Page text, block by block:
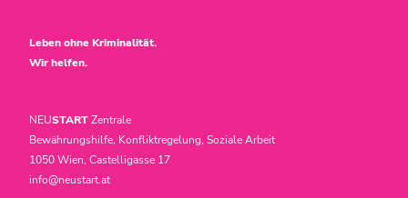
Leben ohne Kriminalität.
Wir helfen.
NEUSTARTZentrale
Bewährungshilfe, Konfliktregelung, Soziale Arbeit
1050 Wien, Castelligasse 17
info@neustart.at